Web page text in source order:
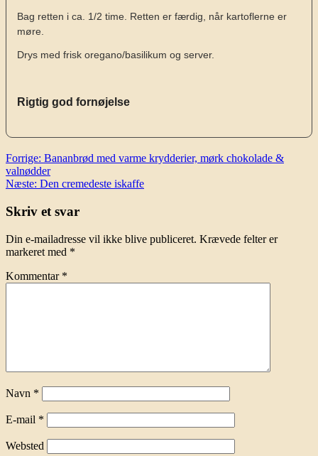
Bag retten i ca. 1/2 time. Retten er færdig, når kartoflerne er
møre.
Drys med frisk oregano/basilikum og server.
Rigtig god fornøjelse
Indlægsnavigation
Forrige: Bananbrød med varme krydderier, mørk chokolade &
valnødder
Næste: Den cremedeste iskaffe
Skriv et svar
Din e-mailadresse vil ikke blive publiceret. Krævede felter er
markeret med *
Kommentar *
Navn *
E-mail *
Websted